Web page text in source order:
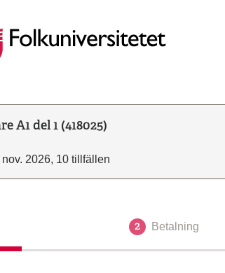
A1 del 1 (418025)
2026, 10 tillfällen
2 Betalning